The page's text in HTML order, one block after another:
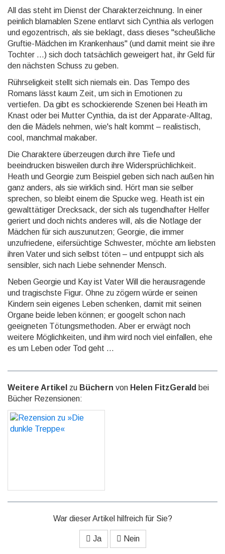
All das steht im Dienst der Charakterzeichnung. In einer
peinlich blamablen Szene entlarvt sich Cynthia als verlogen
und egozentrisch, als sie beklagt, dass dieses "scheußliche
Gruftie-Mädchen im Krankenhaus" (und damit meint sie ihre
Tochter ...) sich doch tatsächlich geweigert hat, ihr Geld für
den nächsten Schuss zu geben.
Rührseligkeit stellt sich niemals ein. Das Tempo des
Romans lässt kaum Zeit, um sich in Emotionen zu
vertiefen. Da gibt es schockierende Szenen bei Heath im
Knast oder bei Mutter Cynthia, da ist der Apparate-Alltag,
den die Mädels nehmen, wie's halt kommt – realistisch,
cool, manchmal makaber.
Die Charaktere überzeugen durch ihre Tiefe und
beeindrucken bisweilen durch ihre Widersprüchlichkeit.
Heath und Georgie zum Beispiel geben sich nach außen hin
ganz anders, als sie wirklich sind. Hört man sie selber
sprechen, so bleibt einem die Spucke weg. Heath ist ein
gewalttätiger Drecksack, der sich als tugendhafter Helfer
geriert und doch nichts anderes will, als die Notlage der
Mädchen für sich auszunutzen; Georgie, die immer
unzufriedene, eifersüchtige Schwester, möchte am liebsten
ihren Vater und sich selbst töten – und entpuppt sich als
sensibler, sich nach Liebe sehnender Mensch.
Neben Georgie und Kay ist Vater Will die herausragende
und tragischste Figur. Ohne zu zögern würde er seinen
Kindern sein eigenes Leben schenken, damit mit seinen
Organe beide leben können; er googelt schon nach
geeigneten Tötungsmethoden. Aber er erwägt noch
weitere Möglichkeiten, und ihm wird noch viel einfallen, ehe
es um Leben oder Tod geht ...
Weitere Artikel zu Büchern von Helen FitzGerald bei
Bücher Rezensionen:
Rezension zu »Die dunkle
Treppe«
War dieser Artikel hilfreich für Sie?
Ja Nein